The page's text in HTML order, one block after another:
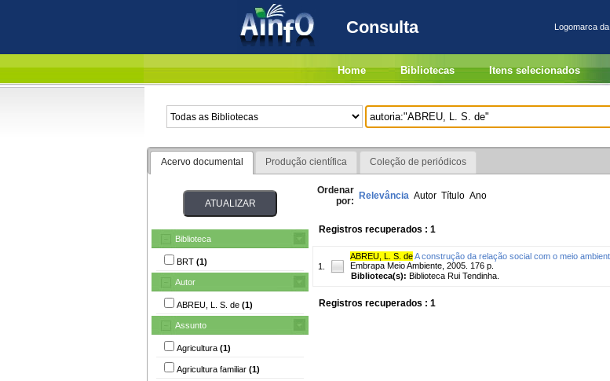
Consulta Logomarca
Home Bibliotecas Itens selecionados
Acervo documental Produção científica Coleção de periódicos
Biblioteca
BRT (1)
Autor
ABREU, L. S. de (1)
Assunto
Agricultura (1)
Agricultura familiar (1)
Ordenar
por: Relevância Autor Título Ano
Registros recuperados : 1
1.
ABREU, L. S. deA construção da relação social com o meio
Embrapa Meio Ambiente, 2005. 176 p.
Biblioteca(s): Biblioteca Rui Tendinha.
Registros recuperados : 1